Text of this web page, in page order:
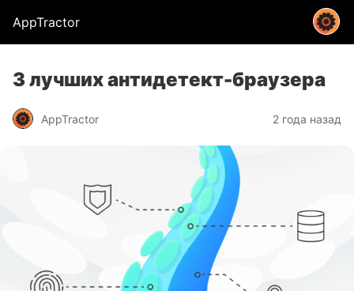
AppTractor
3 лучших антидетект-браузера
AppTractor 2 года назад